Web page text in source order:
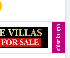
விளம்பரம்